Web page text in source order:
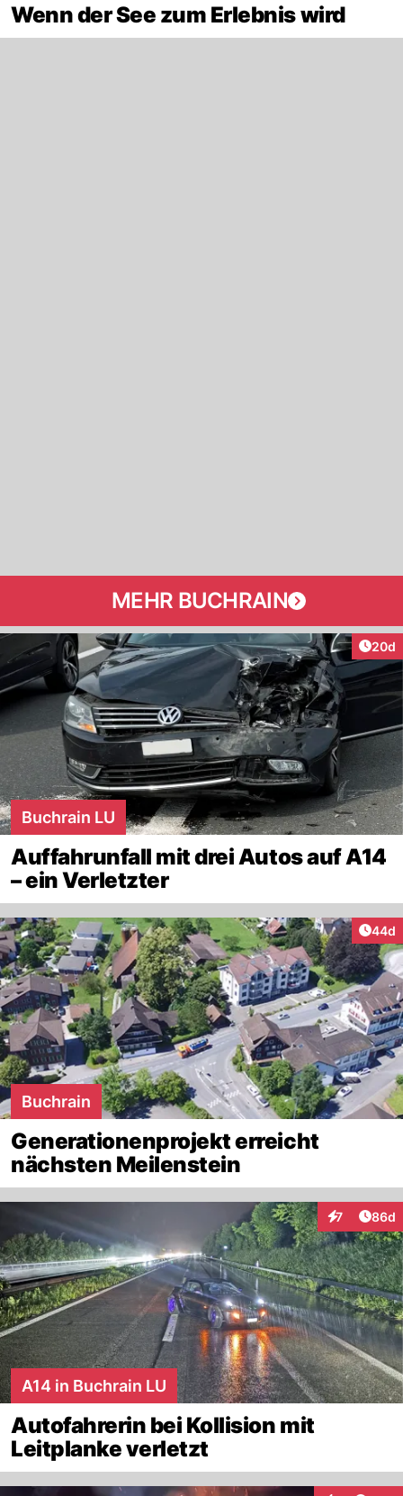
Wenn der See zum Erlebnis wird
MEHR BUCHRAIN
20d
Buchrain LU
Auffahrunfall mit drei Autos auf A14
– ein Verletzter
44d
Buchrain
Generationenprojekt erreicht
nächsten Meilenstein
7
Interaktionen
86d
A14 in Buchrain LU
Autofahrerin bei Kollision mit
Leitplanke verletzt